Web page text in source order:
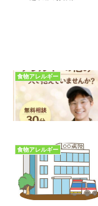
食物アレルギー
食物アレルギー